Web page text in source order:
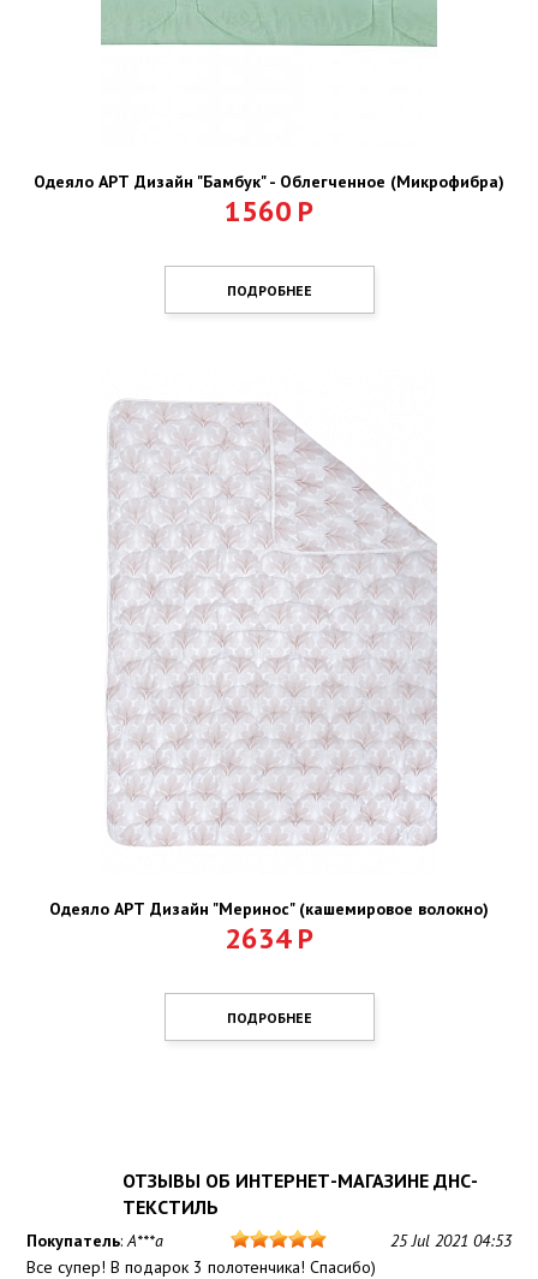
Одеяло АРТ Дизайн "Бамбук" - Облегченное (Микрофибра)
1560 Р
ПОДРОБНЕЕ
Одеяло АРТ Дизайн "Меринос" (кашемировое волокно)
2634Р
ПОДРОБНЕЕ
ОТЗЫВЫ ОБ ИНТЕРНЕТ-МАГАЗИНЕ ДНС-
ТЕКСТИЛЬ
Покупатель:A***a
25 Jul 2021 04:53
Все супер! В подарок 3 полотенчика! Спасибо)